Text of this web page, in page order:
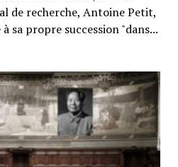
de recherche, Antoine Petit,
sa propre succession "dans...